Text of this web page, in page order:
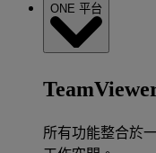
ONE 平台
所有功能整合於